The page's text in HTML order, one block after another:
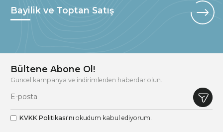
Bayilik ve Toptan Satış
Bültene Abone Ol!
Güncel kampanya ve indirimlerden haberdar olun.
KVKK Politikası'nı okudum kabul ediyorum.